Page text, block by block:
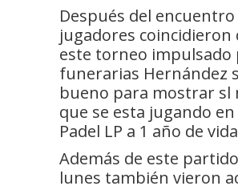
Después del encuentro
jugadores coincidieron
este torneo impulsado
funerarias Hernández
bueno para mostrar sl
que se esta jugando
Padel LP a 1 año de
Además de este
lunes también vieron